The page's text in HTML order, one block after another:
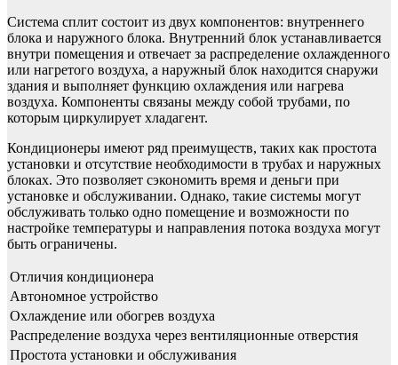
Система сплит состоит из двух компонентов: внутреннего
блока и наружного блока. Внутренний блок устанавливается
внутри помещения и отвечает за распределение охлажденного
или нагретого воздуха, а наружный блок находится снаружи
здания и выполняет функцию охлаждения или нагрева
воздуха. Компоненты связаны между собой трубами, по
которым циркулирует хладагент.
Кондиционеры имеют ряд преимуществ, таких как простота
установки и отсутствие необходимости в трубах и наружных
блоках. Это позволяет сэкономить время и деньги при
установке и обслуживании. Однако, такие системы могут
обслуживать только одно помещение и возможности по
настройке температуры и направления потока воздуха могут
быть ограничены.
Отличия кондиционера
Автономное устройство
Охлаждение или обогрев воздуха
Распределение воздуха через вентиляционные отверстия
Простота установки и обслуживания